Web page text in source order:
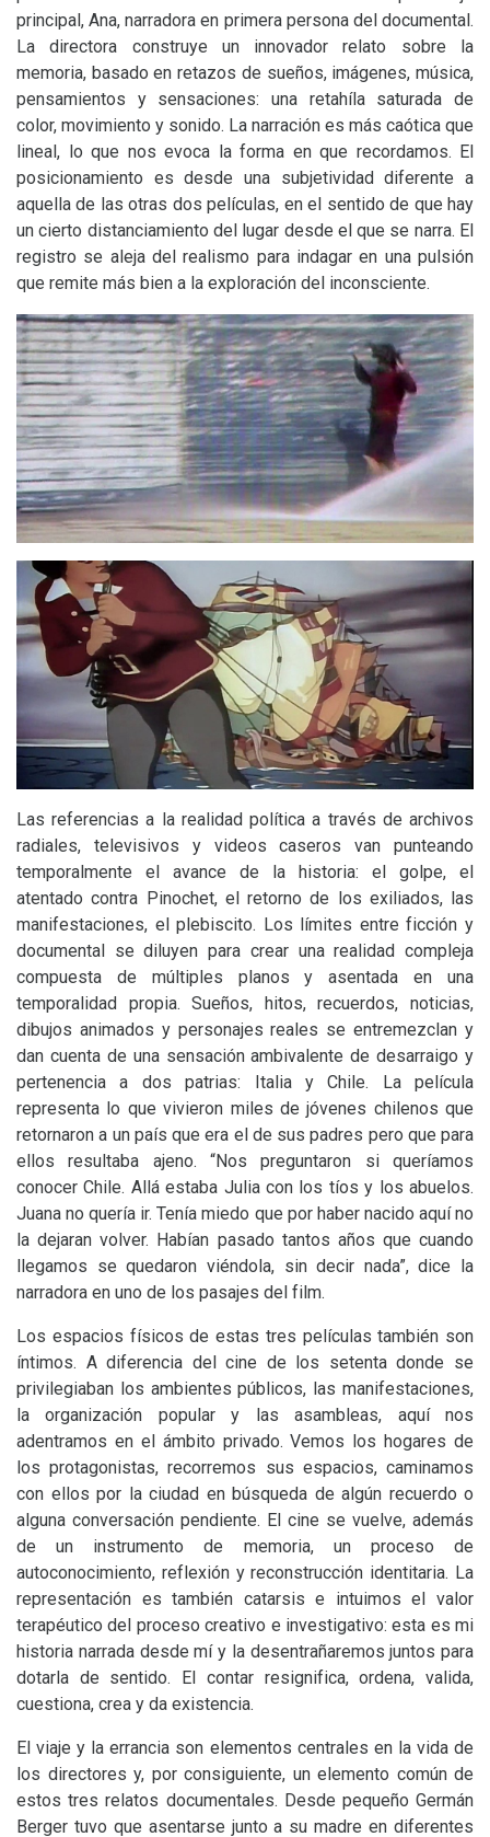
principal, Ana, narradora en primera persona del documental.
La directora construye un innovador relato sobre la
memoria, basado en retazos de sueños, imágenes, música,
pensamientos y sensaciones: una retahíla saturada de
color, movimiento y sonido. La narración es más caótica que
lineal, lo que nos evoca la forma en que recordamos. El
posicionamiento es desde una subjetividad diferente a
aquella de las otras dos películas, en el sentido de que hay
un cierto distanciamiento del lugar desde el que se narra. El
registro se aleja del realismo para indagar en una pulsión
que remite más bien a la exploración del inconsciente.
Las referencias a la realidad política a través de archivos
radiales, televisivos y videos caseros van punteando
temporalmente el avance de la historia: el golpe, el
atentado contra Pinochet, el retorno de los exiliados, las
manifestaciones, el plebiscito. Los límites entre ficción y
documental se diluyen para crear una realidad compleja
compuesta de múltiples planos y asentada en una
temporalidad propia. Sueños, hitos, recuerdos, noticias,
dibujos animados y personajes reales se entremezclan y
dan cuenta de una sensación ambivalente de desarraigo y
pertenencia a dos patrias: Italia y Chile. La película
representa lo que vivieron miles de jóvenes chilenos que
retornaron a un país que era el de sus padres pero que para
ellos resultaba ajeno.
“Nos preguntaron si queríamos
conocer Chile. Allá estaba Julia con los tíos y los abuelos.
Juana no quería ir. Tenía miedo que por haber nacido aquí no
la dejaran volver. Habían pasado tantos años que cuando
llegamos se quedaron viéndola, sin decir nada”, dice la
narradora en uno de los pasajes del film.
Los espacios físicos de estas tres películas también son
íntimos. A diferencia del cine de los setenta donde se
privilegiaban los ambientes públicos, las manifestaciones,
la organización popular y las asambleas, aquí nos
adentramos en el ámbito privado. Vemos los hogares de
los protagonistas, recorremos sus espacios, caminamos
con ellos por la ciudad en búsqueda de algún recuerdo o
alguna conversación pendiente. El cine se vuelve, además
de un instrumento de memoria, un proceso de
autoconocimiento, reflexión y reconstrucción identitaria. La
representación es también catarsis e intuimos el valor
terapéutico del proceso creativo e investigativo: esta es mi
historia narrada desde mí y la desentrañaremos juntos para
dotarla de sentido. El contar resignifica, ordena, valida,
cuestiona, crea y da existencia.
El viaje y la errancia son elementos centrales en la vida de
los directores y, por consiguiente, un elemento común de
estos tres relatos documentales. Desde pequeño Germán
Berger tuvo que asentarse junto a su madre en diferentes